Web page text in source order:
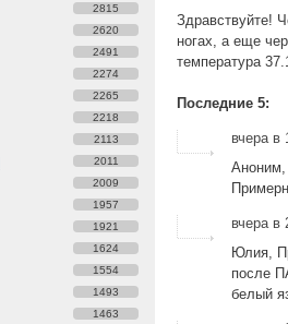
2815
2620
2491
2274
2265
2218
2113
2011
2009
1957
1921
1624
1554
1493
1463
Здравствуйте!
ногах, а еще
температура
Последние 5:
вчера
Аноним,
вчера в
Юлия,
после
белый